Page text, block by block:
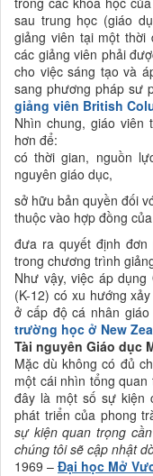
sau trung học (giáo
giảng viên tại một thời
các giảng viên phải
cho việc sáng tạo và
sang phương pháp sư
giảng viên British
Nhìn chung, giáo viên
hơn để:
có thời gian, nguồn
nguyên giáo dục,
sở hữu bản quyền đối
thuộc vào hợp đồng
đưa ra quyết định
trong chương trình
Như vậy, việc áp
(K-12) có xu hướng
ở cấp độ cá nhân
trường học ở New
Tài nguyên Giáo dục
Mặc dù không có đủ
một cái nhìn tổng quan
đây là một số sự kiện
phát triển của phong
sự kiện quan trọng
chúng tôi sẽ cập nhật
1969 – Đại học Mở